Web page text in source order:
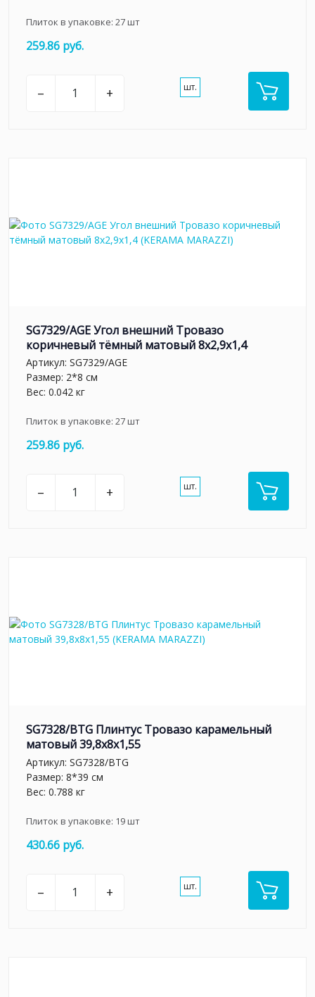
Плиток в упаковке: 27шт
259.86 руб.
– + шт.
SG7329/AGE Угол внешний Тровазо
коричневый тёмный матовый 8x2,9x1,4
Артикул: SG7329/AGE
Размер: 2*8 см
Вес: 0.042 кг
Плиток в упаковке: 27шт
259.86 руб.
– + шт.
SG7328/BTG Плинтус Тровазо карамельный
матовый 39,8x8x1,55
Артикул: SG7328/BTG
Размер: 8*39 см
Вес: 0.788 кг
Плиток в упаковке: 19шт
430.66 руб.
– + шт.